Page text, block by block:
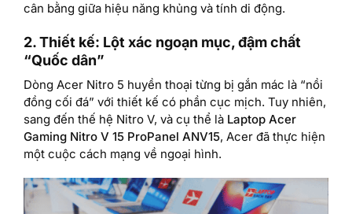
cân bằng giữa hiệu năng khủng và tính di động.
2. Thiết kế: Lột xác ngoạn mục, đậm chất
“Quốc dân”
Dòng Acer Nitro 5 huyền thoại từng bị gắn mác là “nồi
đồng cối đá” với thiết kế có phần cục mịch. Tuy nhiên,
sang đến thế hệ Nitro V, và cụ thể là Laptop Acer
Gaming Nitro V 15 ProPanel ANV15, Acer đã thực hiện
một cuộc cách mạng về ngoại hình.